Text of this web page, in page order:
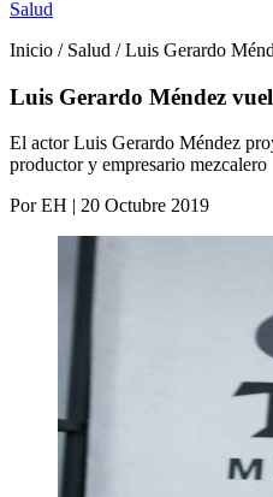
Salud
Inicio / Salud / Luis Gerardo
Luis Gerardo Méndez
El actor Luis Gerardo Méndez
productor y empresario mezcalero
Por EH | 20 Octubre 2019